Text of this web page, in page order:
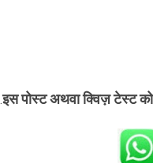
.इस पोस्ट अथवा क्विज़ टेस्ट